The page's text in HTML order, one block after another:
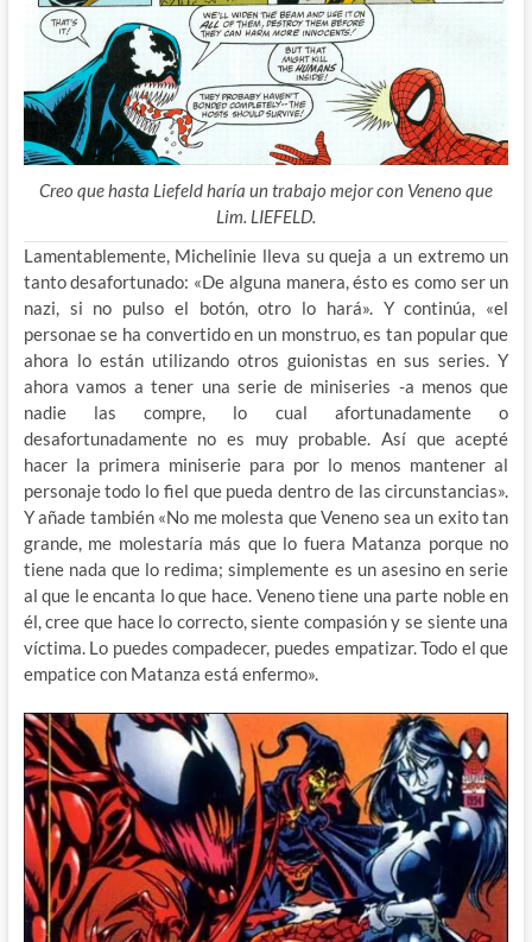
Creo que hasta Liefeld haría un trabajo mejor con Veneno que
Lim. LIEFELD.
Lamentablemente, Michelinie lleva su queja a un extremo un
tanto desafortunado: «De alguna manera, ésto es como ser un
nazi, si no pulso el botón, otro lo hará». Y continúa, «el
personae se ha convertido en un monstruo, es tan popular que
ahora lo están utilizando otros guionistas en sus series. Y
ahora vamos a tener una serie de miniseries -a menos que
nadie las compre, lo cual afortunadamente o
desafortunadamente no es muy probable. Así que acepté
hacer la primera miniserie para por lo menos mantener al
personaje todo lo fiel que pueda dentro de las circunstancias».
Y añade también «No me molesta que Veneno sea un exito tan
grande, me molestaría más que lo fuera Matanza porque no
tiene nada que lo redima; simplemente es un asesino en serie
al que le encanta lo que hace. Veneno tiene una parte noble en
él, cree que hace lo correcto, siente compasión y se siente una
víctima. Lo puedes compadecer, puedes empatizar. Todo el que
empatice con Matanza está enfermo».